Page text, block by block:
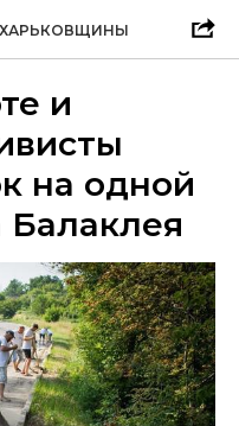
и
на одной
Балаклея